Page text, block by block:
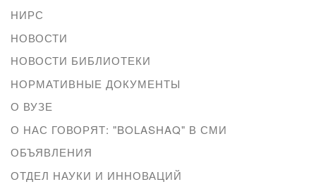
НИРС
НОВОСТИ
НОВОСТИ БИБЛИОТЕКИ
НОРМАТИВНЫЕ ДОКУМЕНТЫ
О ВУЗЕ
О НАС ГОВОРЯТ: "BOLASHAQ" В СМИ
ОБЪЯВЛЕНИЯ
ОТДЕЛ НАУКИ И ИННОВАЦИЙ